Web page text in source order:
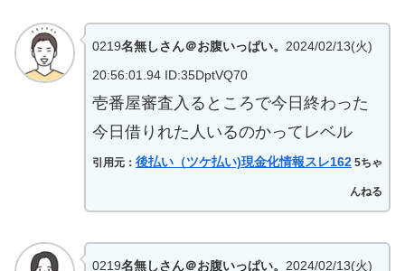
0219名無しさん＠お腹いっぱい。 2024/02/13(火)
20:56:01.94 ID:35DptVQ70
壱番屋審査入るところで今日終わった
今日借りれた人いるのかってレベル
引用元： 後払い（ツケ払い)現金化情報スレ162 5ちゃ
んねる
0219名無しさん＠お腹いっぱい。 2024/02/13(火)